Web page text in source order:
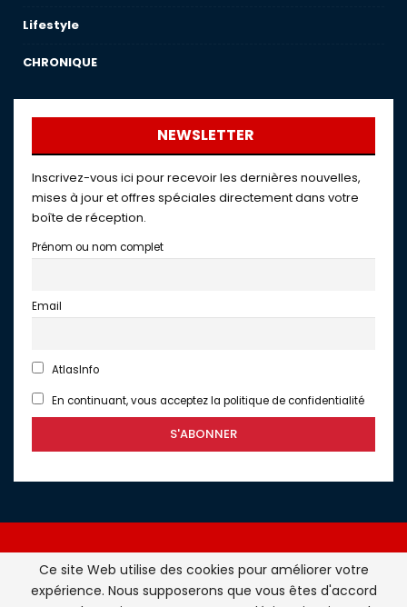
Lifestyle
CHRONIQUE
NEWSLETTER
Inscrivez-vous ici pour recevoir les dernières nouvelles,
mises à jour et offres spéciales directement dans votre
boîte de réception.
Prénom ou nom complet
Email
AtlasInfo
En continuant, vous acceptez la politique de confidentialité
Atlasinfo.fr : l'essentiel de l'actualité de la France et du
Ce site Web utilise des cookies pour améliorer votre
expérience. Nous supposerons que vous êtes d'accord